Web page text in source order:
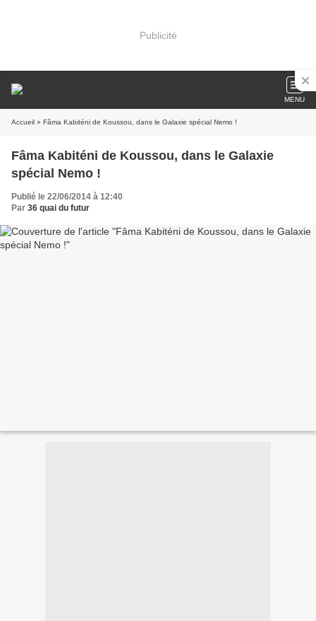
Publicité
MENU
Accueil » Fâma Kabiténi de Koussou, dans le Galaxie spécial Nemo !
Fâma Kabiténi de Koussou, dans le Galaxie
spécial Nemo !
Publié le 22/06/2014 à 12:40
Par 36 quai du futur